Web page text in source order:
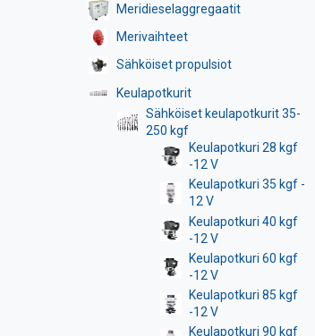
Meridieselaggregaatit
Merivaihteet
Sähköiset propulsiot
Keulapotkurit
Sähköiset keulapotkurit 35-
250 kgf
Keulapotkuri 28 kgf
-12 V
Keulapotkuri 35 kgf -
12 V
Keulapotkuri 40 kgf
-12 V
Keulapotkuri 60 kgf
-12 V
Keulapotkuri 85 kgf
-12 V
Keulapotkuri 90 kgf